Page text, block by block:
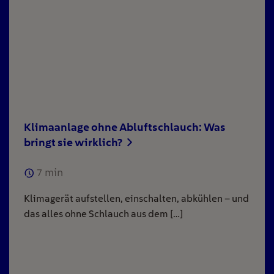
Klimaanlage ohne Abluftschlauch: Was
bringt sie wirklich?
7 min
Klimagerät aufstellen, einschalten, abkühlen – und
das alles ohne Schlauch aus dem […]